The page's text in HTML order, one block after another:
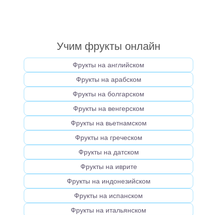
Учим фрукты онлайн
Фрукты на английском
Фрукты на арабском
Фрукты на болгарском
Фрукты на венгерском
Фрукты на вьетнамском
Фрукты на греческом
Фрукты на датском
Фрукты на иврите
Фрукты на индонезийском
Фрукты на испанском
Фрукты на итальянском